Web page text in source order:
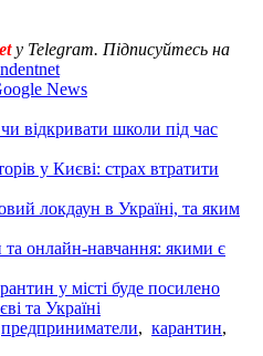
у Telegram. Підписуйтесь на
News
відкривати школи під час
у Києві: страх втратити
локдаун в Україні, та яким
та онлайн-навчання: якими є
у місті буде посилено
та Україні
предприниматели, карантин,